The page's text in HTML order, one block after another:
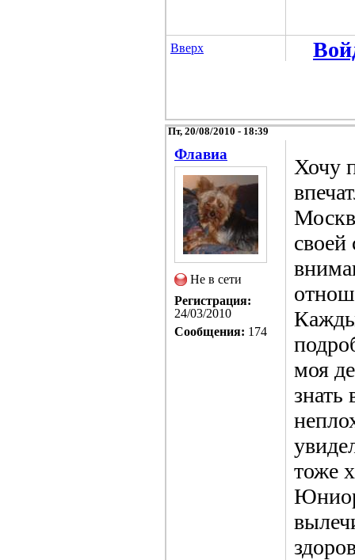
Вверх
Пт, 20/08/2010 - 18:39
Флавиа
Не в сети
Регистрация:
24/03/2010
Сообщения: 174
Хочу
своей
моя
знать
тоже